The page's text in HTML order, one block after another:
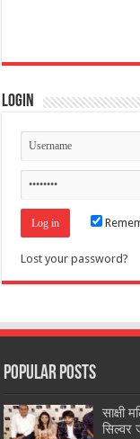
Login
Lost your password?
Popular Posts
साक्षी
सिल्वर